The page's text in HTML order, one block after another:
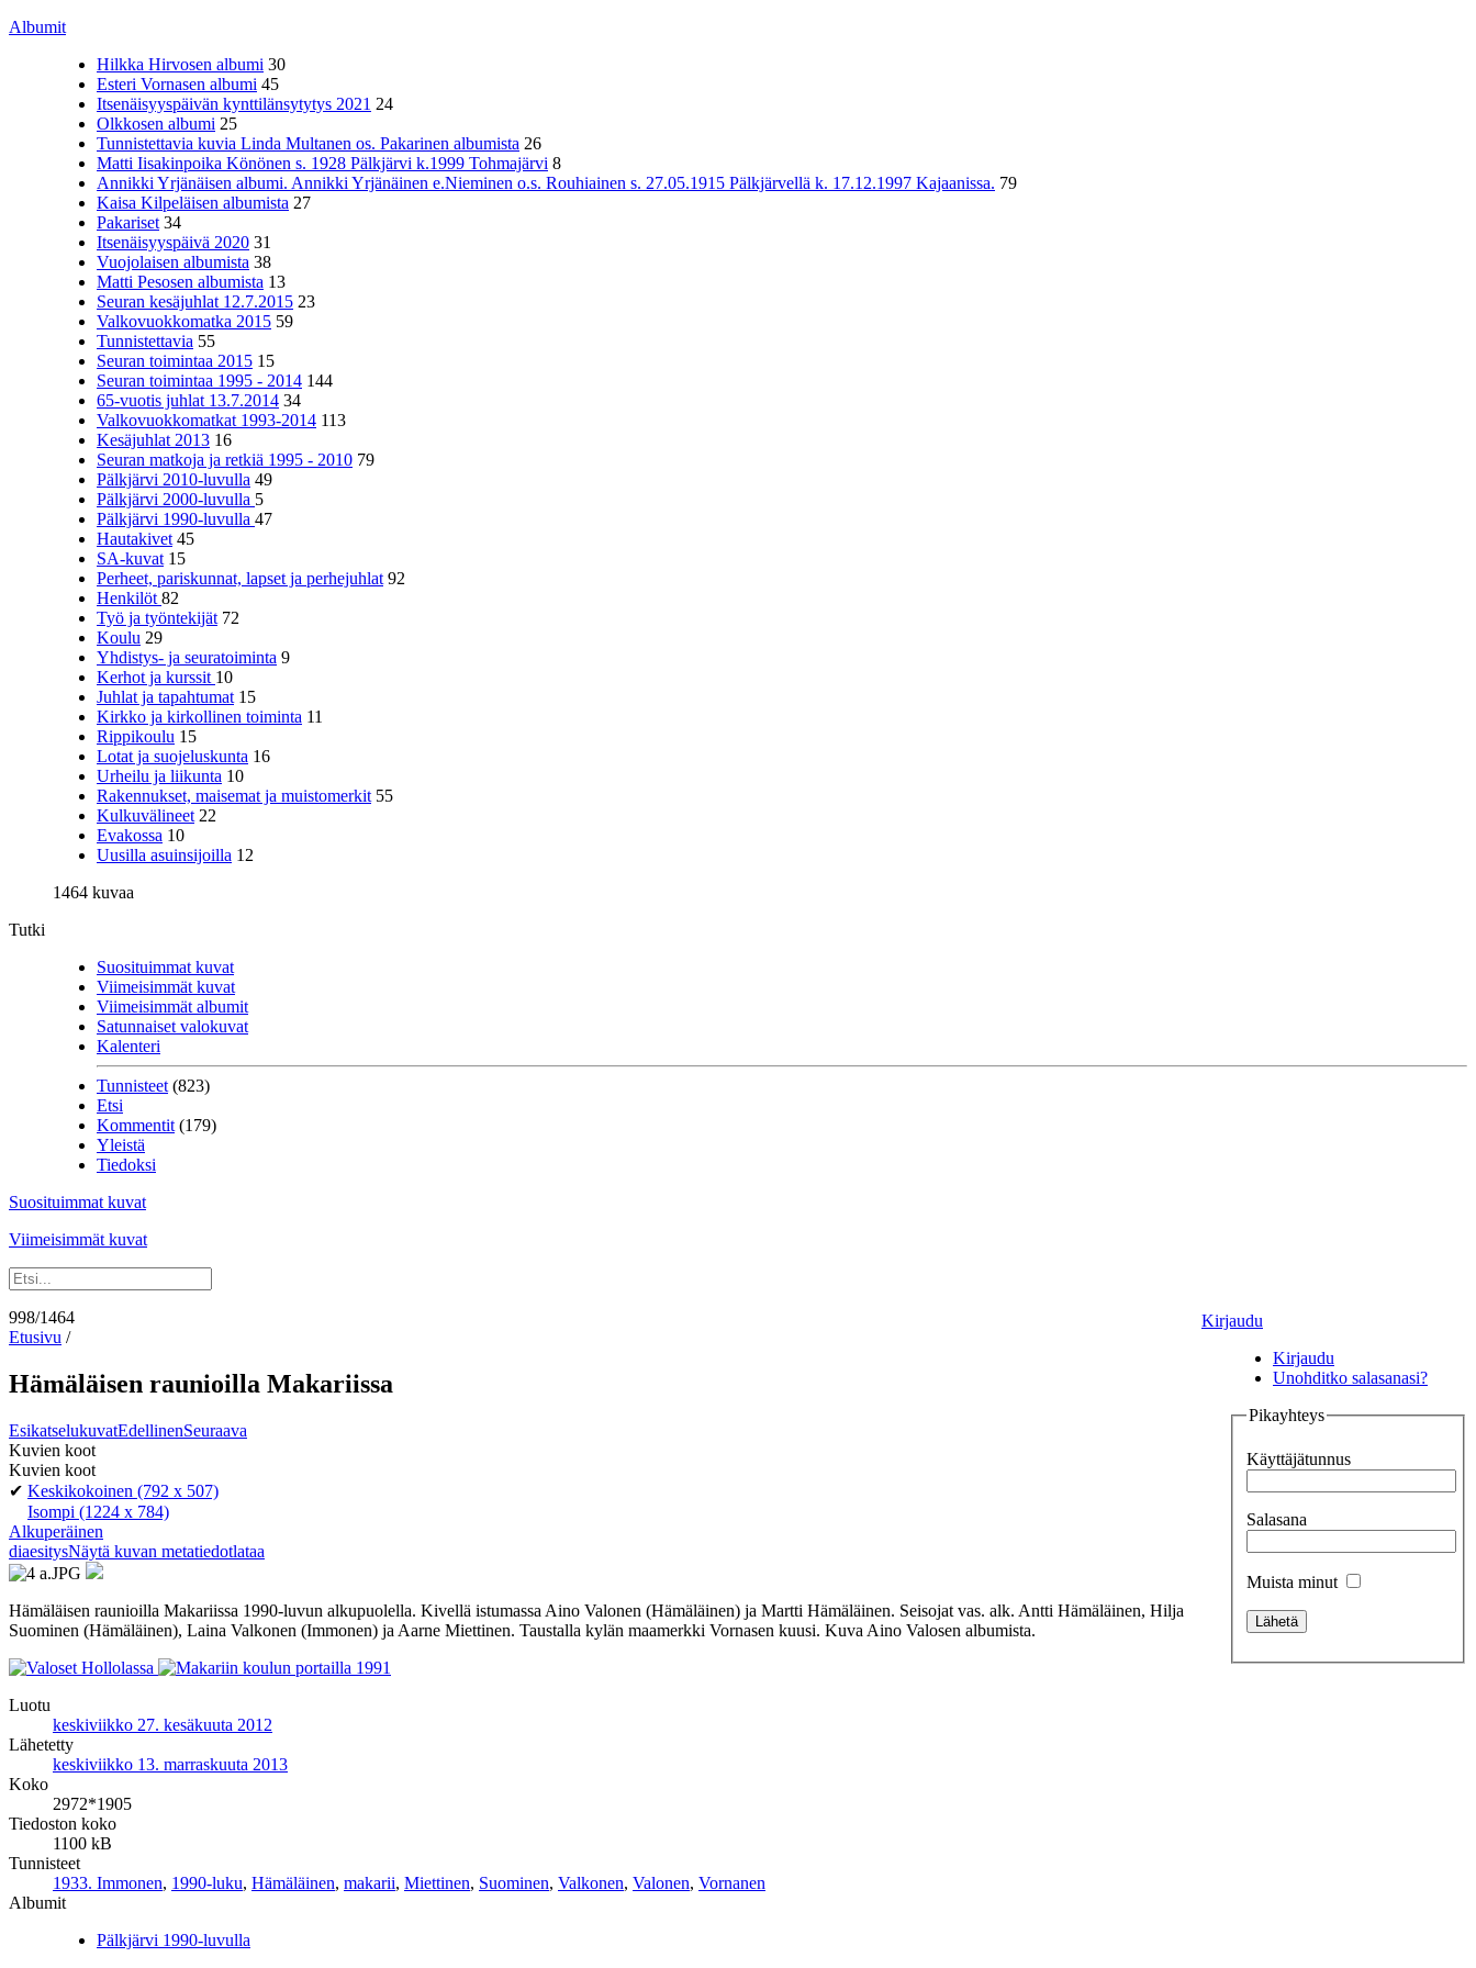
Albumit
Hilkka Hirvosen albumi 30
Esteri Vornasen albumi 45
Itsenäisyyspäivän kynttilänsytytys 2021 24
Olkkosen albumi 25
Tunnistettavia kuvia Linda Multanen os. Pakarinen albumista 26
Matti Iisakinpoika Könönen s. 1928 Pälkjärvi k.1999 Tohmajärvi 8
Annikki Yrjänäisen albumi. Annikki Yrjänäinen e.Nieminen o.s. Rouhiainen s. 27.05.1915 Pälkjärvellä k. 17.12.1997 Kajaanissa. 79
Kaisa Kilpeläisen albumista 27
Pakariset 34
Itsenäisyyspäivä 2020 31
Vuojolaisen albumista 38
Matti Pesosen albumista 13
Seuran kesäjuhlat 12.7.2015 23
Valkovuokkomatka 2015 59
Tunnistettavia 55
Seuran toimintaa 2015 15
Seuran toimintaa 1995 - 2014 144
65-vuotis juhlat 13.7.2014 34
Valkovuokkomatkat 1993-2014 113
Kesäjuhlat 2013 16
Seuran matkoja ja retkiä 1995 - 2010 79
Pälkjärvi 2010-luvulla 49
Pälkjärvi 2000-luvulla 5
Pälkjärvi 1990-luvulla 47
Hautakivet 45
SA-kuvat 15
Perheet, pariskunnat, lapset ja perhejuhlat 92
Henkilöt 82
Työ ja työntekijät 72
Koulu 29
Yhdistys- ja seuratoiminta 9
Kerhot ja kurssit 10
Juhlat ja tapahtumat 15
Kirkko ja kirkollinen toiminta 11
Rippikoulu 15
Lotat ja suojeluskunta 16
Urheilu ja liikunta 10
Rakennukset, maisemat ja muistomerkit 55
Kulkuvälineet 22
Evakossa 10
Uusilla asuinsijoilla 12
1464 kuvaa
Tutki
Suosituimmat kuvat
Viimeisimmät kuvat
Viimeisimmät albumit
Satunnaiset valokuvat
Kalenteri
Tunnisteet (823)
Etsi
Kommentit (179)
Yleistä
Tiedoksi
Suosituimmat kuvat
Viimeisimmät kuvat
Kirjaudu
Kirjaudu
Unohditko salasanasi?
Pikayhteys
Käyttäjätunnus
Salasana
Muista minut
998/1464
Etusivu /
Hämäläisen raunioilla Makariissa
EsikatselukuvatEdellinenSeuraava
Kuvien koot
Kuvien koot
✔ Keskikokoinen (792 x 507)
Isompi (1224 x 784)
Alkuperäinen
diaesitysNäytä kuvan metatiedotlataa
Hämäläisen raunioilla Makariissa 1990-luvun alkupuolella. Kivellä istumassa Aino Valonen (Hämäläinen) ja Martti Hämäläinen. Seisojat vas. alk. Antti Hämäläinen, Hilja
Suominen (Hämäläinen), Laina Valkonen (Immonen) ja Aarne Miettinen. Taustalla kylän maamerkki Vornasen kuusi. Kuva Aino Valosen albumista.
Luotu
keskiviikko 27. kesäkuuta 2012
Lähetetty
keskiviikko 13. marraskuuta 2013
Koko
2972*1905
Tiedoston koko
1100 kB
Tunnisteet
1933. Immonen, 1990-luku, Hämäläinen, makarii, Miettinen, Suominen, Valkonen, Valonen, Vornanen
Albumit
Pälkjärvi 1990-luvulla